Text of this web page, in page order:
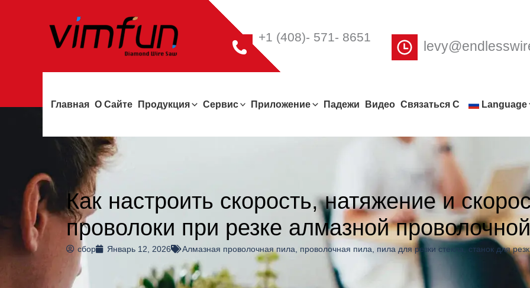
+1 (408)- 571- 8651
Главная О Сайте Продукция Сервис Приложение Падежи Видео Связаться С Language
Как настроить скорость, натяжение и
проволоки при резке алмазной
сбор Январь 12, 2026 Алмазная проволочная пила проволочная пила пила для резки стекла станок для